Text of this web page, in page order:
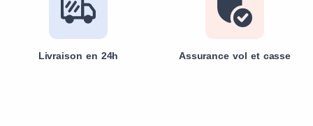
Livraison en 24h Assurance vol et casse